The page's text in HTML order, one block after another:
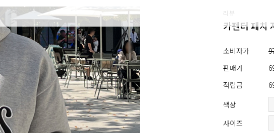
리뷰
카펜터 패치
소비자가
판매가
적립금
색상
사이즈